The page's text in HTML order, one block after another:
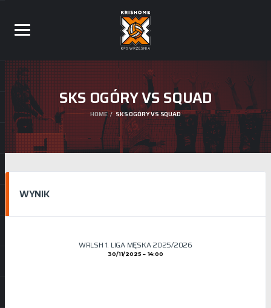
SKS OGÓRY VS SQUAD
HOME SKS OGÓRY VS SQUAD
WYNIK
WRLSH 1. LIGA MĘSKA 2025/2026
30/11/2025 14:00